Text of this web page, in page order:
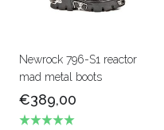
Newrock 796-S1 reactor
mad metal boots
€389,00